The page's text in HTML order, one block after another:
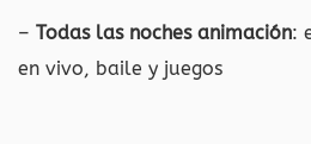
– Todas las noches animación:
en vivo, baile y juegos